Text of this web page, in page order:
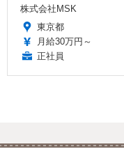
株式会社MSK
東京都
月給30万円～
正社員